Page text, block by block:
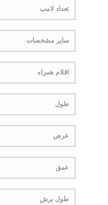
تعداد لامپ
سایر مشخصات
اقلام همراه
طول
عرض
عمق
طول برش